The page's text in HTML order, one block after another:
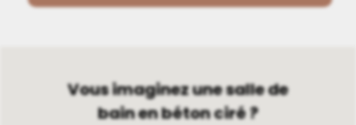
Vous imaginez une salle de
bain en béton ciré ?